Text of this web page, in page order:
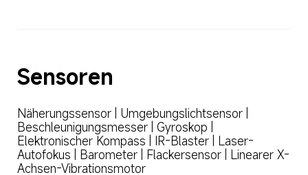
Sensoren
Näherungssensor | Umgebungslichtsensor |
Beschleunigungsmesser | Gyroskop |
Elektronischer Kompass | IR-Blaster | Laser-
Autofokus | Barometer | Flackersensor | Linearer X-
Achsen-Vibrationsmotor